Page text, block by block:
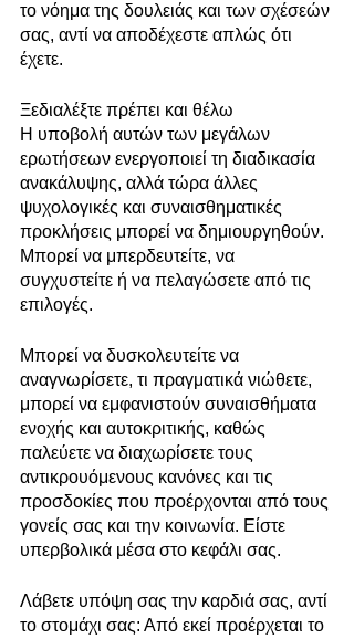
το νόημα της δουλειάς και των σχέσεών
σας, αντί να αποδέχεστε απλώς ότι
έχετε.
Ξεδιαλέξτε πρέπει και θέλω
Η υποβολή αυτών των μεγάλων
ερωτήσεων ενεργοποιεί τη διαδικασία
ανακάλυψης, αλλά τώρα άλλες
ψυχολογικές και συναισθηματικές
προκλήσεις μπορεί να δημιουργηθούν.
Μπορεί να μπερδευτείτε, να
συγχυστείτε ή να πελαγώσετε από τις
επιλογές.
Μπορεί να δυσκολευτείτε να
αναγνωρίσετε, τι πραγματικά νιώθετε,
μπορεί να εμφανιστούν συναισθήματα
ενοχής και αυτοκριτικής, καθώς
παλεύετε να διαχωρίσετε τους
αντικρουόμενους κανόνες και τις
προσδοκίες που προέρχονται από τους
γονείς σας και την κοινωνία. Είστε
υπερβολικά μέσα στο κεφάλι σας.
Λάβετε υπόψη σας την καρδιά σας, αντί
το στομάχι σας: Από εκεί προέρχεται το